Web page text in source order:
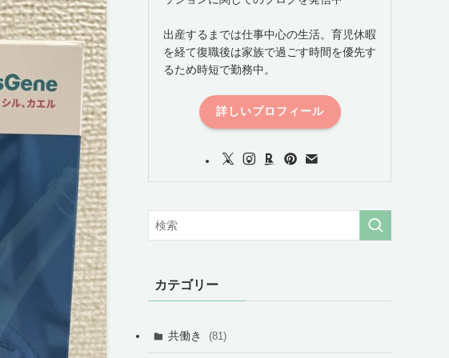
出産するまでは仕事中心の生活。育児休暇
を経て復職後は家族で過ごす時間を優先す
るため時短で勤務中。
詳しいプロフィール
カテゴリー
共働き (81)